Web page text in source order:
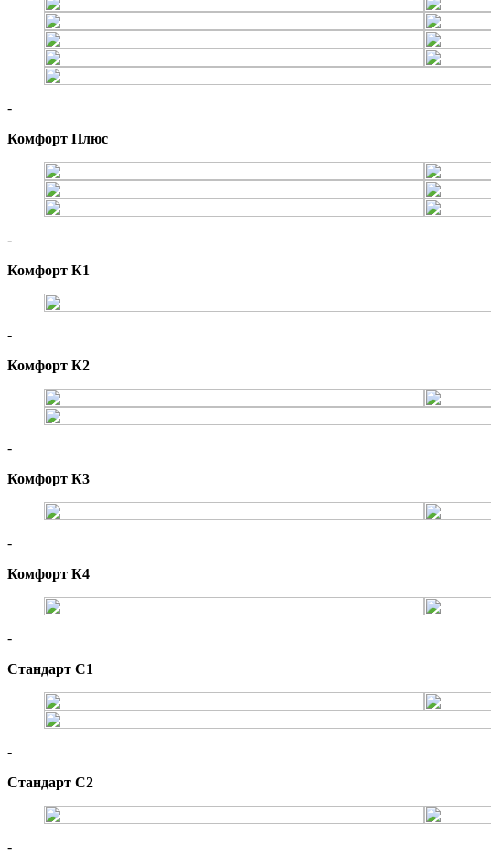
-
Комфорт Плюс
-
Комфорт К1
-
Комфорт К2
-
Комфорт К3
-
Комфорт К4
-
Стандарт С1
-
Стандарт С2
-